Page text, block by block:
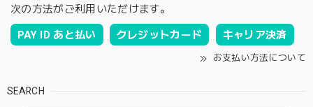
次の方法がご利用いただけます。
PAY ID あと払い クレジットカード キャリア決済
お支払い方法について
SEARCH